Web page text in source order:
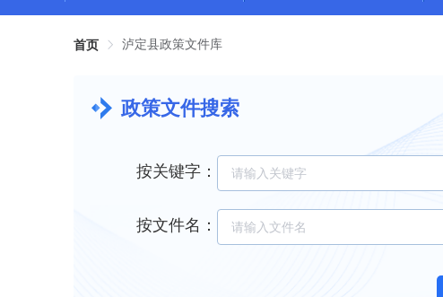
首页 泸定县政策文件库
政策文件搜索
按关键字 ：
按文件名 ：